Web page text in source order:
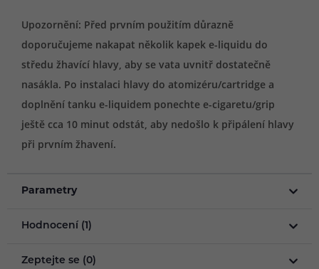
Upozornění: Před prvním použitím důrazně
doporučujeme nakapat několik kapek e-liquidu do
středu žhavící hlavy, aby se vata uvnitř dostatečně
nasákla. Po instalaci hlavy do atomizéru/cartridge a
doplnění tanku e-liquidem ponechte e-cigaretu/grip
ještě cca 10 minut odstát, aby nedošlo k připálení hlavy
při prvním žhavení.
Parametry
Hodnocení (1)
Zeptejte se (0)